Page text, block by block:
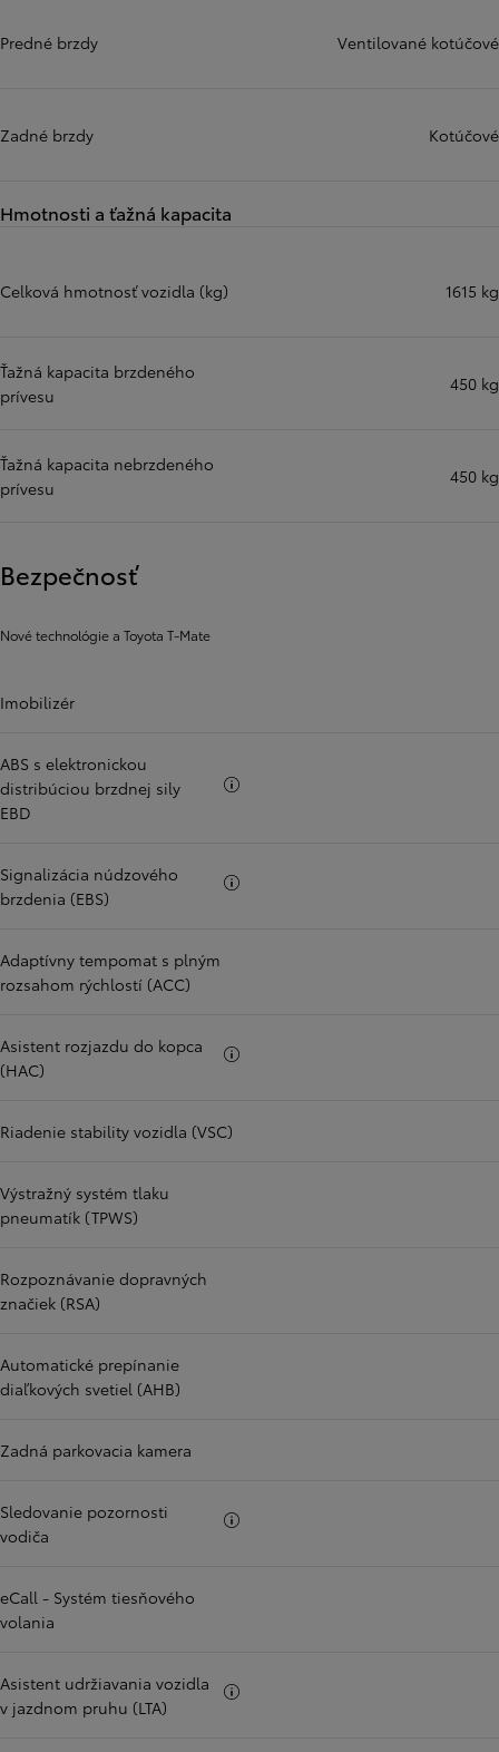
Predné brzdy Ventilované kotúčové
Zadné brzdy Kotúčové
Hmotnosti a ťažná kapacita
Celková hmotnosť vozidla (kg) 1615 kg
Ťažná kapacita brzdeného
prívesu
450 kg
Ťažná kapacita nebrzdeného
prívesu
450 kg
Bezpečnosť
Nové technológie a Toyota T-Mate
Imobilizér
ABS s elektronickou
distribúciou brzdnej sily
EBD
Signalizácia núdzového
brzdenia (EBS)
Adaptívny tempomat s plným
rozsahom rýchlostí (ACC)
Asistent rozjazdu do kopca
(HAC)
Riadenie stability vozidla (VSC)
Výstražný systém tlaku
pneumatík (TPWS)
Rozpoznávanie dopravných
značiek (RSA)
Automatické prepínanie
diaľkových svetiel (AHB)
Zadná parkovacia kamera
Sledovanie pozornosti
vodiča
eCall - Systém tiesňového
volania
Asistent udržiavania vozidla
v jazdnom pruhu (LTA)